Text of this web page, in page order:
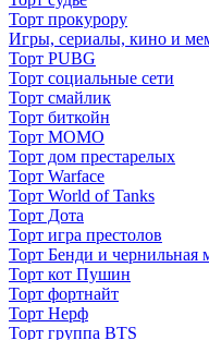
Торт прокурору
Игры, сериалы, кино и
Торт PUBG
Торт социальные сети
Торт смайлик
Торт биткойн
Торт МОМО
Торт дом престарелых
Торт Warface
Торт World of Tanks
Торт Дота
Торт игра престолов
Торт Бенди и чернильная
Торт кот Пушин
Торт фортнайт
Торт Нерф
Торт группа BTS